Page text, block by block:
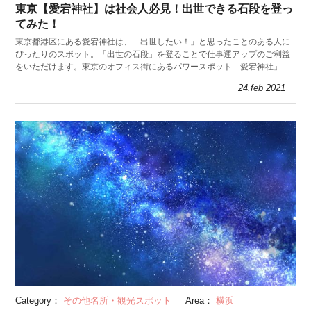
東京【愛宕神社】は社会人必見！出世できる石段を登っ
てみた！
東京都港区にある愛宕神社は、「出世したい！」と思ったことのある人に
ぴったりのスポット。「出世の石段」を登ることで仕事運アップのご利益
をいただけます。東京のオフィス街にあるパワースポット「愛宕神社」を
24.feb 2021
Category： その他名所・観光スポット Area： 横浜